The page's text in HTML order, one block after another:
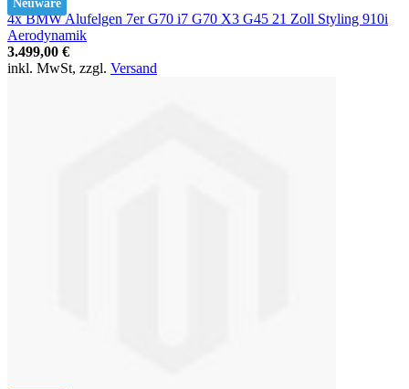
Neuware
4x BMW Alufelgen 7er G70 i7 G70 X3 G45 21 Zoll Styling 910i
Aerodynamik
3.499,00 €
inkl. MwSt, zzgl. Versand